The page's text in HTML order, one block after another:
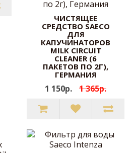
ЧИСТЯЩЕЕ
СРЕДСТВО SAECO
ДЛЯ
КАПУЧИНАТОРОВ
MILK CIRCUIT
CLEANER (6
ПАКЕТОВ ПО 2Г),
ГЕРМАНИЯ
1 150р. 1 365р.